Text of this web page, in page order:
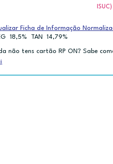
ISUC)
Ficha de Informação
18,5% TAN 14,79%
não tens cartão RP ON? Sabe